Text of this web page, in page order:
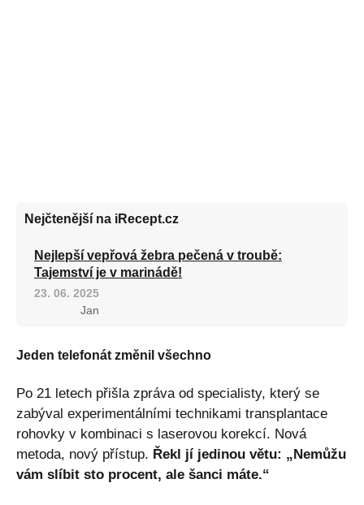
Nejčtenější na iRecept.cz
Nejlepší vepřová žebra pečená v troubě:
Tajemství je v marinádě!
23. 06. 2025
Jan
Jeden telefonát změnil všechno
Po 21 letech přišla zpráva od specialisty, který se
zabýval experimentálními technikami transplantace
rohovky v kombinaci s laserovou korekcí. Nová
metoda, nový přístup. Řekl jí jedinou větu: „Nemůžu
vám slíbit sto procent, ale šanci máte.“